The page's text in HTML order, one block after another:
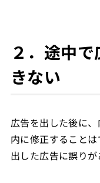
２．途中
きない
広告を出した後に
内に修正すること
出した広告に誤りが